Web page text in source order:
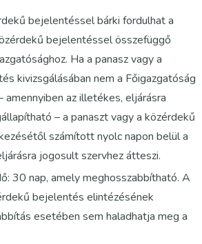
bejelentéssel bárki fordulhat a
bejelentéssel összefüggő
Ha a panasz vagy a
kivizsgálásában nem a Főigazgatóság
amennyiben az illetékes, eljárásra
– a panaszt vagy a közérdekű
számított nyolc napon belül a
jogosult szervhez átteszi.
30 nap, amely meghosszabbítható. A
bejelentés elintézésének
esetében sem haladhatja meg a